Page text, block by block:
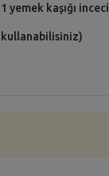
1 yemek kaşığı
kullanabilisiniz)